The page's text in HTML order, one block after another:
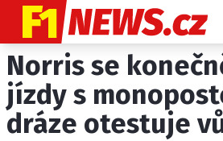
NOVINKY
GRAND PRIX
PADDOCK LINE
Norris se
jízdy s
dráze otestuje